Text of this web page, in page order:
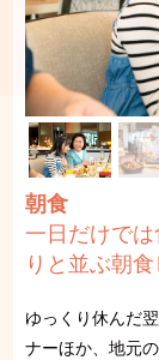
朝食
一日だけで
りと並ぶ朝
ゆっくり休んだ
ナーほか、地元